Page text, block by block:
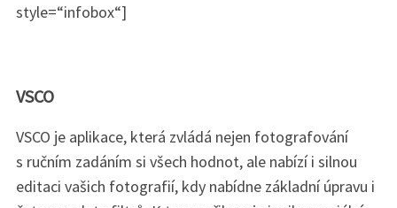
style=“infobox“]
VSCO
VSCO je aplikace, která zvládá nejen fotografování
s ručním zadáním si všech hodnot, ale nabízí i silnou
editaci vašich fotografií, kdy nabídne základní úpravu i